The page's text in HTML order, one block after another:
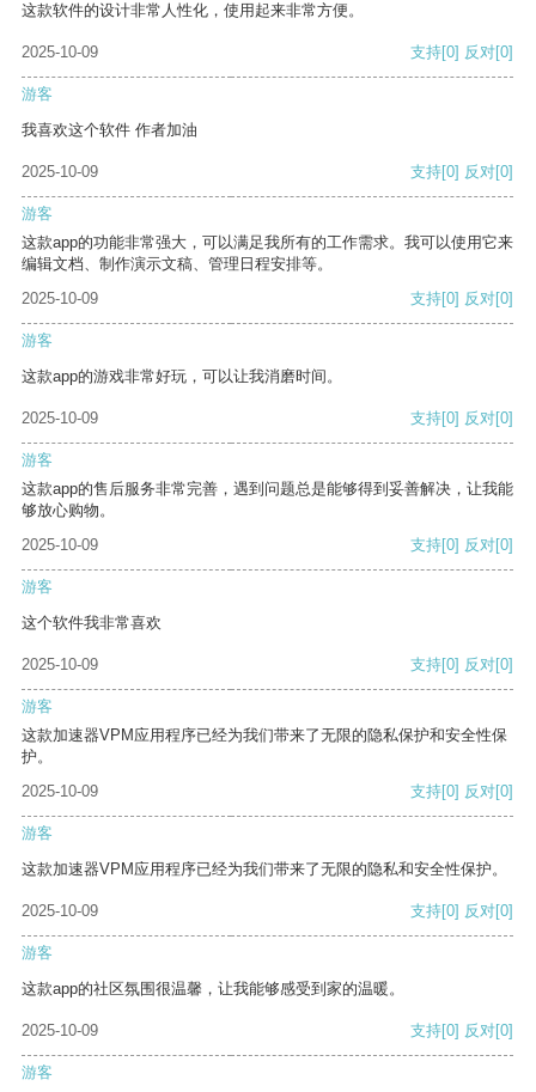
这款软件的设计非常人性化，使用起来非常方便。
2025-10-09 支持[0] 反对[0]
游客
我喜欢这个软件 作者加油
2025-10-09 支持[0] 反对[0]
游客
这款app的功能非常强大，可以满足我所有的工作需求。我可以使用它来
编辑文档、制作演示文稿、管理日程安排等。
2025-10-09
支持[0] 反对[0]
游客
这款app的游戏非常好玩，可以让我消磨时间。
2025-10-09 支持[0] 反对[0]
游客
这款app的售后服务非常完善，遇到问题总是能够得到妥善解决，让我能
够放心购物。
2025-10-09
支持[0] 反对[0]
游客
这个软件我非常喜欢
2025-10-09 支持[0] 反对[0]
游客
这款加速器VPM应用程序已经为我们带来了无限的隐私保护和安全性保
护。
2025-10-09
支持[0] 反对[0]
游客
这款加速器VPM应用程序已经为我们带来了无限的隐私和安全性保护。
2025-10-09 支持[0] 反对[0]
游客
这款app的社区氛围很温馨，让我能够感受到家的温暖。
2025-10-09 支持[0] 反对[0]
游客